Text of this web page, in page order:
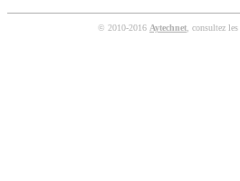
© 2010-2016 Aytechnet , consultez les